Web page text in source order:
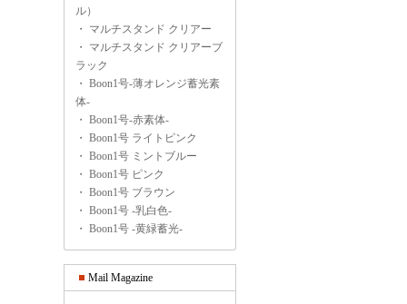
ル）
・ マルチスタンド クリアー
・ マルチスタンド クリアーブ
ラック
・ Boon1号-薄オレンジ蓄光素
体-
・ Boon1号-赤素体-
・ Boon1号 ライトピンク
・ Boon1号 ミントブルー
・ Boon1号 ピンク
・ Boon1号 ブラウン
・ Boon1号 -乳白色-
・ Boon1号 -黄緑蓄光-
Mail Magazine